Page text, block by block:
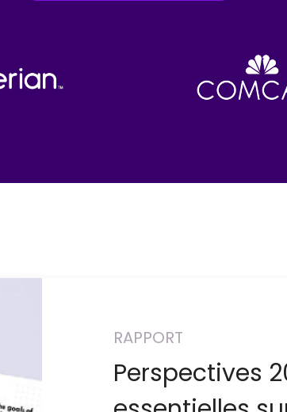
RAPPORT
Perspectives